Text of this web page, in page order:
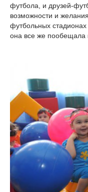
футбола, и друзей-
возможности и
футбольных
она все же пообещала